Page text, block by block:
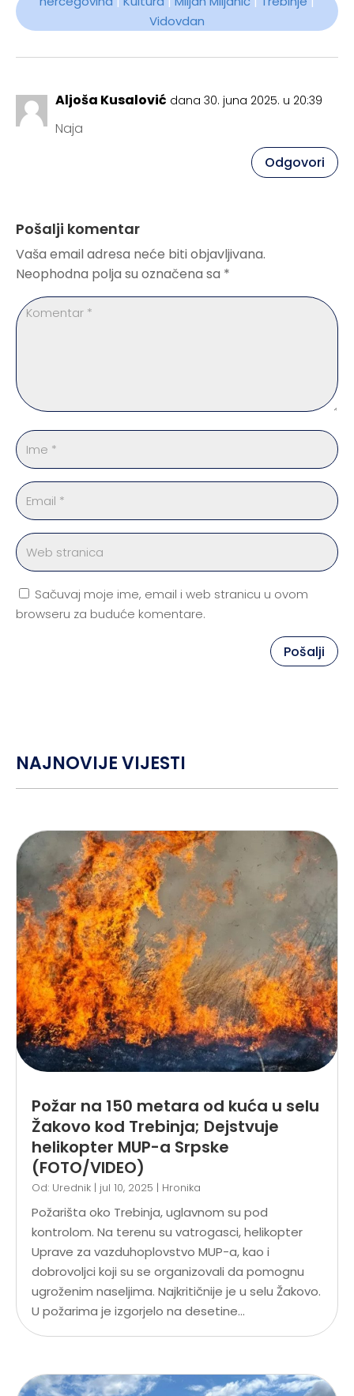
Vidovdan
Aljoša Kusalović dana 30. juna 2025. u 20:39
Naja
Odgovori
Pošalji komentar
Vaša email adresa neće biti objavljivana.
Neophodna polja su označena sa *
Sačuvaj moje ime, email i web stranicu u ovom
browseru za buduće komentare.
Pošalji
NAJNOVIJE VIJESTI
Požar na 150 metara od kuća u selu
Žakovo kod Trebinja; Dejstvuje
helikopter MUP-a Srpske
(FOTO/VIDEO)
Od: Urednik | jul 10, 2025 | Hronika
Požarišta oko Trebinja, uglavnom su pod
kontrolom. Na terenu su vatrogasci, helikopter
Uprave za vazduhoplovstvo MUP-a, kao i
dobrovoljci koji su se organizovali da pomognu
ugroženim naseljima. Najkritičnije je u selu Žakovo.
U požarima je izgorjelo na desetine...